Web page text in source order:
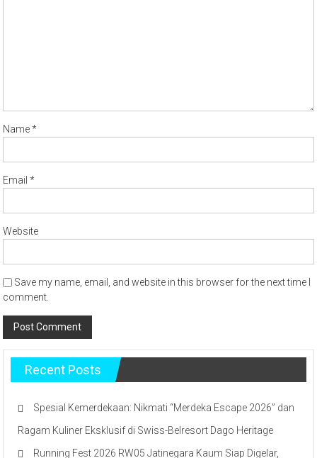
Name*
Email*
Website
Save my name, email, and website in this browser for the next time I
comment.
Recent Posts
Spesial Kemerdekaan: Nikmati “Merdeka Escape 2026” dan
Ragam Kuliner Eksklusif di Swiss-Belresort Dago Heritage
Running Fest 2026 RW05 Jatinegara Kaum Siap Digelar,